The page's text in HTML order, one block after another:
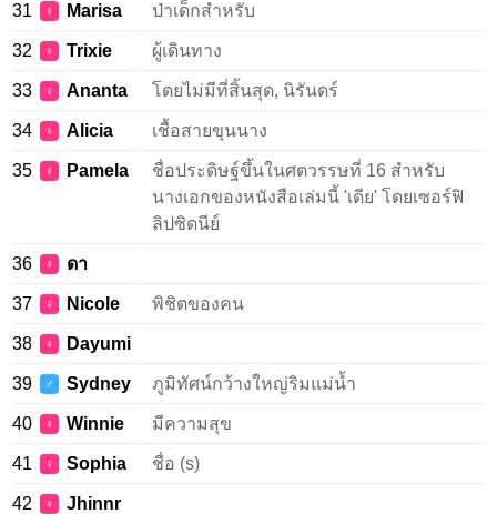
31 ♀ Marisa ป่าเด็กสำหรับ
32 ♀ Trixie ผู้เดินทาง
33 ♀ Ananta โดยไม่มีที่สิ้นสุด, นิรันดร์
34 ♀ Alicia เชื้อสายขุนนาง
35 ♀ Pamela
ชื่อประดิษฐ์ขึ้นในศตวรรษที่ 16 สำหรับ
นางเอกของหนังสือเล่มนี้ 'เดีย' โดยเซอร์ฟิ
ลิปซิดนีย์
36 ♀ ดา
37 ♀ Nicole พิชิตของคน
38 ♀ Dayumi
39 ♂ Sydney ภูมิทัศน์กว้างใหญ่ริมแม่น้ำ
40 ♀ Winnie มีความสุข
41 ♀ Sophia ชื่อ (s)
42 ♀ Jhinnr